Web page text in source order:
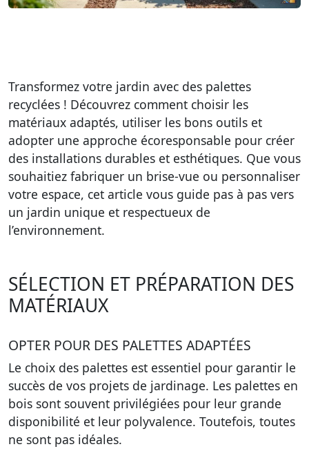
Transformez votre jardin avec des palettes
recyclées ! Découvrez comment choisir les
matériaux adaptés, utiliser les bons outils et
adopter une approche écoresponsable pour créer
des installations durables et esthétiques. Que vous
souhaitiez fabriquer un brise-vue ou personnaliser
votre espace, cet article vous guide pas à pas vers
un jardin unique et respectueux de
l’environnement.
SÉLECTION ET PRÉPARATION DES
MATÉRIAUX
OPTER POUR DES PALETTES ADAPTÉES
Le choix des palettes est essentiel pour garantir le
succès de vos projets de jardinage. Les palettes en
bois sont souvent privilégiées pour leur grande
disponibilité et leur polyvalence. Toutefois, toutes
ne sont pas idéales.